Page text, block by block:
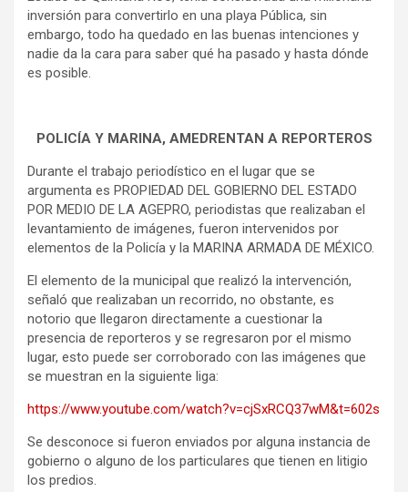
inversión para convertirlo en una playa Pública, sin
embargo, todo ha quedado en las buenas intenciones y
nadie da la cara para saber qué ha pasado y hasta dónde
es posible.
POLICÍA Y MARINA, AMEDRENTAN A REPORTEROS
Durante el trabajo periodístico en el lugar que se
argumenta es PROPIEDAD DEL GOBIERNO DEL ESTADO
POR MEDIO DE LA AGEPRO, periodistas que realizaban el
levantamiento de imágenes, fueron intervenidos por
elementos de la Policía y la MARINA ARMADA DE MÉXICO.
El elemento de la municipal que realizó la intervención,
señaló que realizaban un recorrido, no obstante, es
notorio que llegaron directamente a cuestionar la
presencia de reporteros y se regresaron por el mismo
lugar, esto puede ser corroborado con las imágenes que
se muestran en la siguiente liga:
https://www.youtube.com/watch?v=cjSxRCQ37wM&t=602s
Se desconoce si fueron enviados por alguna instancia de
gobierno o alguno de los particulares que tienen en litigio
los predios.